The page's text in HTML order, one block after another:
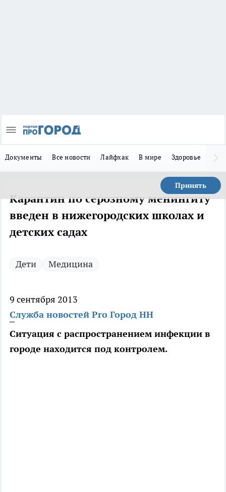
Документы Все новости Лайфхак В мире Здоровье
Принять
Карантин по серозному менингиту
введен в нижегородских школах и
детских садах
Дети Медицина
9 сентября 2013
Служба новостей Pro Город НН
Ситуация с распространением инфекции в
городе находится под контролем.